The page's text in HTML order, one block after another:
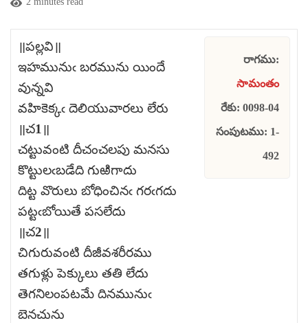
॥పల్లవి॥
ఇహమునుఁ బరమును యిందే
వున్నవి
వహికెక్కఁ దెలియువారలు లేరు
॥చ1॥
చట్టువంటి దీచంచలపు మనసు
కొట్టులఁబడేది గుఱిగాదు
దిట్ట వొరులు బోధించినఁ గరఁగదు
పట్టఁబోయితే పసలేదు
॥చ2॥
చిగురువంటి దీజీవశరీరము
తగుళ్లు పెక్కులు తతి లేదు
తెగనిలంపటమే దినమునుఁ
బెనచును
రాగము:
సామంతం
రేకు: 0098-04
సంపుటము: 1-
492